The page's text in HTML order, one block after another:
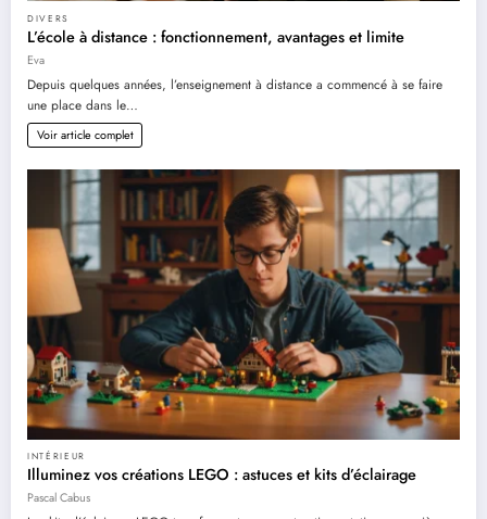
DIVERS
L’école à distance : fonctionnement, avantages et limite
Eva
Depuis quelques années, l’enseignement à distance a commencé à se faire
une place dans le…
Voir article complet
INTÉRIEUR
Illuminez vos créations LEGO : astuces et kits d’éclairage
Pascal Cabus